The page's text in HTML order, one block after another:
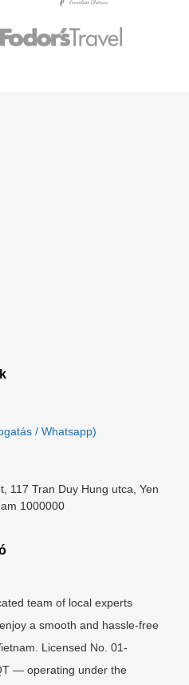
/ Whatsapp)
117 Tran Duy Hung utca, Yen
1000000
team of local experts
a smooth and hassle-free
Licensed No. 01-
— operating under the